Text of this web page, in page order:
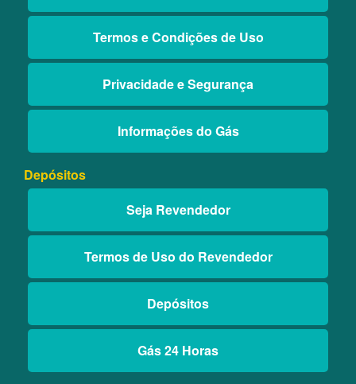
Termos e Condições de Uso
Privacidade e Segurança
Informações do Gás
Depósitos
Seja Revendedor
Termos de Uso do Revendedor
Depósitos
Gás 24 Horas